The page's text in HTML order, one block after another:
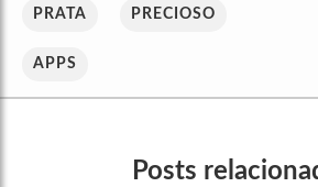
PRATA PRECIOSO
APPS
Posts